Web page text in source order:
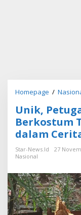
Homepage /
Unik,
Berkostum
dalam
Star-News.id
27
Nasional